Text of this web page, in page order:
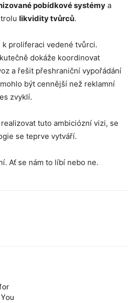
pobídkové systémy a
likvidity tvůrců.
proliferaci vedené tvůrci.
dokáže koordinovat
a řešit přeshraniční vypořádání
být cennější než reklamní
zvyklí.
tuto ambiciózní vizi, se
se teprve vytváří.
Ať se nám to líbí nebo ne.